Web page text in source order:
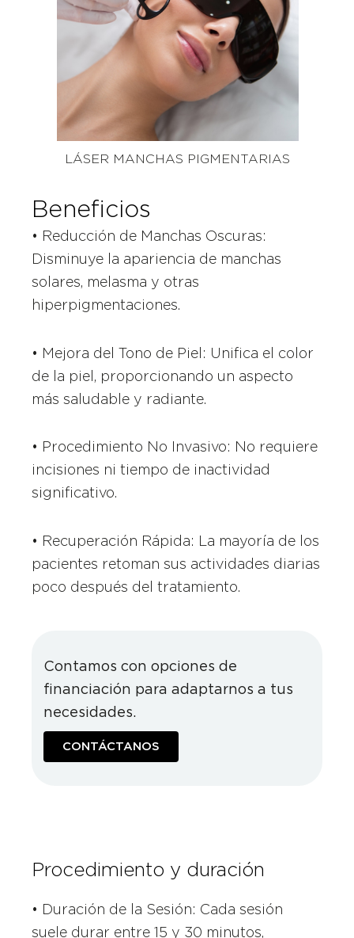
LÁSER MANCHAS PIGMENTARIAS
Beneficios
• Reducción de Manchas Oscuras:
Disminuye la apariencia de manchas
solares, melasma y otras
hiperpigmentaciones.
• Mejora del Tono de Piel: Unifica el color
de la piel, proporcionando un aspecto
más saludable y radiante.
• Procedimiento No Invasivo: No requiere
incisiones ni tiempo de inactividad
significativo.
• Recuperación Rápida: La mayoría de los
pacientes retoman sus actividades diarias
poco después del tratamiento.
Contamos con opciones de
financiación para adaptarnos a tus
necesidades.
CONTÁCTANOS
Procedimiento y duración
• Duración de la Sesión: Cada sesión
suele durar entre 15 y 30 minutos,